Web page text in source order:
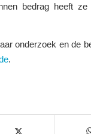
bedrag heeft
onderzoek en de
.